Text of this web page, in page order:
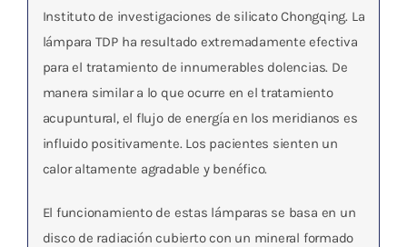
Instituto de investigaciones de silicato Chongqing. La
lámpara TDP ha resultado extremadamente efectiva
para el tratamiento de innumerables dolencias. De
manera similar a lo que ocurre en el tratamiento
acupuntural, el flujo de energía en los meridianos es
influido positivamente. Los pacientes sienten un
calor altamente agradable y benéfico.
El funcionamiento de estas lámparas se basa en un
disco de radiación cubierto con un mineral formado